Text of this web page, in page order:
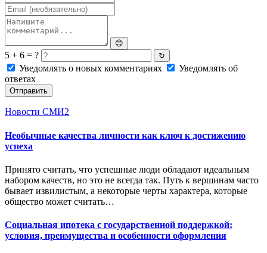
😊
5 + 6 = ? ↻
Уведомлять о новых комментариях
Уведомлять об
ответах
Отправить
Новости СМИ2
Необычные качества личности как ключ к достижению
успеха
Принято считать, что успешные люди обладают идеальным
набором качеств, но это не всегда так. Путь к вершинам часто
бывает извилистым, а некоторые черты характера, которые
общество может считать…
Социальная ипотека с государственной поддержкой:
условия, преимущества и особенности оформления